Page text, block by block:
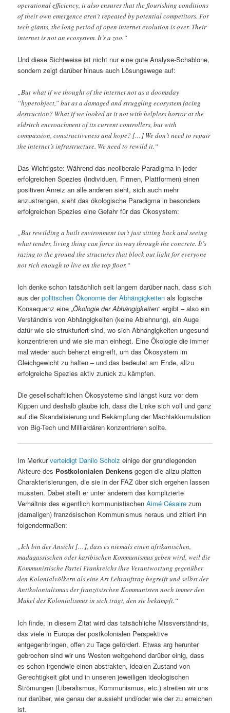
operational efficiency, it also ensures that the flourishing conditions
of their own emergence aren’t repeated by potential competitors. For
tech giants, the long period of open internet evolution is over. Their
internet is not an ecosystem. It’s a zoo.“
Und diese Sichtweise ist nicht nur eine gute Analyse-Schablone,
sondern zeigt darüber hinaus auch Lösungswege auf:
„But what if we thought of the internet not as a doomsday
“hyperobject,” but as a damaged and struggling ecosystem facing
destruction? What if we looked at it not with helpless horror at the
eldritch encroachment of its current controllers, but with
compassion, constructiveness and hope? […] We don’t need to repair
the internet’s infrastructure. We need to rewild it.“
Das Wichtigste: Während das neoliberale Paradigma in jeder
erfolgreichen Spezies (Individuen, Firmen, Plattformen) einen
positiven Anreiz an alle anderen sieht, sich auch mehr
anzustrengen, sieht das ökologische Paradigma in besonders
erfolgreichen Spezies eine Gefahr für das Ökosystem:
„But rewilding a built environment isn’t just sitting back and seeing
what tender, living thing can force its way through the concrete. It’s
razing to the ground the structures that block out light for everyone
not rich enough to live on the top floor.“
Ich denke schon tatsächlich seit langem darüber nach, dass sich
aus derpolitischen Ökonomie der Abhängigkeiten als logische
Konsequenz eine „Ökologie der Abhängigkeiten“ ergibt – also ein
Verständnis von Abhängigkeiten (keine Ablehnung), ein Auge
dafür wie sie strukturiert sind, wo sich Abhängigkeiten ungesund
konzentrieren und wie sie man einhegt. Eine Ökologie die immer
mal wieder auch beherzt eingreift, um das Ökosystem im
Gleichgewicht zu halten – und das bedeutet am Ende, allzu
erfolgreiche Spezies aktiv zurück zu kämpfen.
Die gesellschaftlichen Ökosysteme sind längst kurz vor dem
Kippen und deshalb glaube ich, dass die Linke sich voll und ganz
auf die Skandalisierung und Bekämpfung der Machtakkumulation
von Big-Tech und Milliardären konzentrieren sollte.
Im Merkurverteidigt Danilo Scholz einige der grundlegenden
Akteure des Postkolonialen Denkens gegen die allzu platten
Charakterisierungen, die sie in der FAZ über sich ergehen lassen
mussten. Dabei stellt er unter anderem das komplizierte
Verhältnis des eigentlich kommunistischenAimé Césaire zum
(damaligen) französischen Kommunismus heraus und zitiert ihn
folgendermaßen:
„Ich bin der Ansicht […], dass es niemals einen afrikanischen,
madagassischen oder karibischen Kommunismus geben wird, weil die
Kommunistische Partei Frankreichs ihre Verantwortung gegenüber
den Kolonialvölkern als eine Art Lehrauftrag begreift und selbst der
Antikolonialismus der französischen Kommunisten noch immer den
Makel des Kolonialismus in sich trägt, den sie bekämpft.“
Ich finde, in diesem Zitat wird das tatsächliche Missverständnis,
das viele in Europa der postkolonialen Perspektive
entgegenbringen, offen zu Tage gefördert. Etwas arg herunter
gebrochen sind wir uns Westen weitgehend darüber einig, dass
es schon irgendwie einen abstrakten, idealen Zustand von
Gerechtigkeit gibt und in unseren jeweiligen ideologischen
Strömungen (Liberalismus, Kommunismus, etc.) streiten wir uns
nur darüber, wie genau der aussieht und/oder wie der zu erreichen
ist.